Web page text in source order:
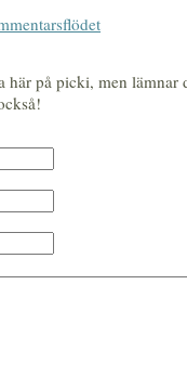
här på picki, men lämnar